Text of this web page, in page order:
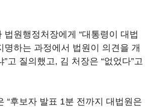
법원행정처장에게 “대통령이 대법
명하는 과정에서 법원이 의견을 개
고 질의했고, 김 처장은 “없었다”고
“후보자 발표 1분 전까지 대법원은